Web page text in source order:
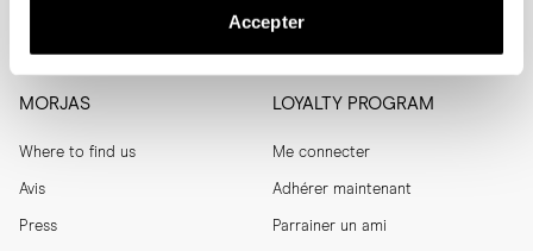
Accepter
Aide
MORJAS
Where to find us
Avis
Press
LOYALTY PROGRAM
Me connecter
Adhérer maintenant
Parrainer un ami